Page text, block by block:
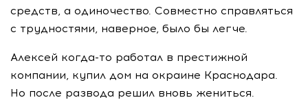
средств, а одиночество. Совместно справляться
с трудностями, наверное, было бы легче.
Алексей когда-то работал в престижной
компании, купил дом на окраине Краснодара.
Но после развода решил вновь жениться.